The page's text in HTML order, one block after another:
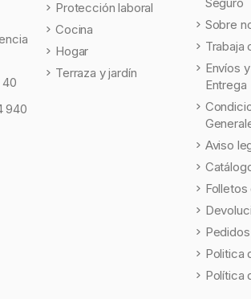
40
940
Protección laboral
Cocina
Hogar
Terraza y jardín
Sobre
Trabaja
Envíos
Entrega
Aviso
Politica
Política